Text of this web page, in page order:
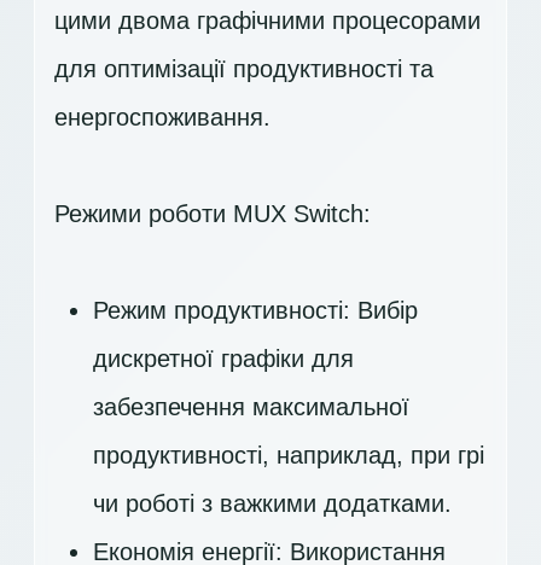
цими двома графічними процесорами
для оптимізації продуктивності та
енергоспоживання.
Режими роботи MUX Switch:
Режим продуктивності: Вибір
дискретної графіки для
забезпечення максимальної
продуктивності, наприклад, при грі
чи роботі з важкими додатками.
Економія енергії: Використання